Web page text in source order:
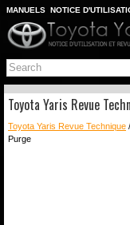
MANUELS NOTICE
PLAN DU SITE
CHERCHER
Toyota Yaris Revue
Toyota Yaris Revue Technique
Purge